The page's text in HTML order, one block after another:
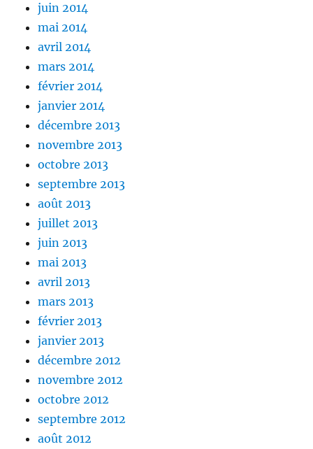
juin 2014
mai 2014
avril 2014
mars 2014
février 2014
janvier 2014
décembre 2013
novembre 2013
octobre 2013
septembre 2013
août 2013
juillet 2013
juin 2013
mai 2013
avril 2013
mars 2013
février 2013
janvier 2013
décembre 2012
novembre 2012
octobre 2012
septembre 2012
août 2012